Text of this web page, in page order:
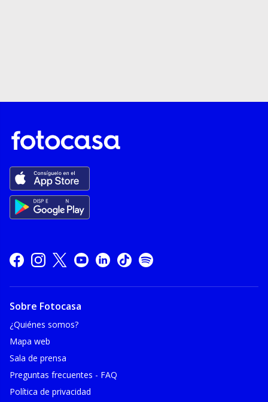
Sobre Fotocasa
¿Quiénes somos?
Mapa web
Sala de prensa
Preguntas frecuentes - FAQ
Política de privacidad